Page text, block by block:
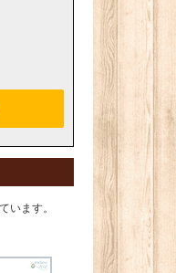
います。